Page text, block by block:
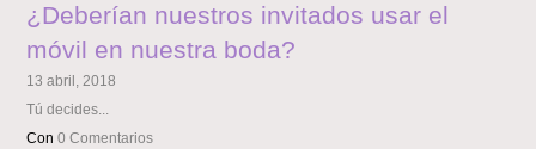
¿Deberían nuestros invitados usar el
móvil en nuestra boda?
13 abril, 2018
Tú decides...
Con0 Comentarios